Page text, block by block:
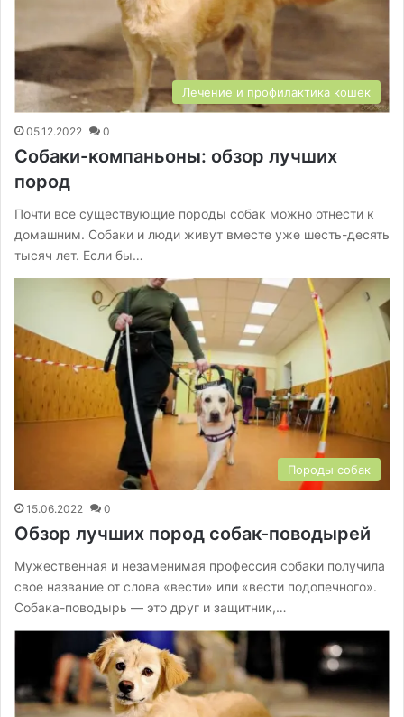
Лечение и профилактика кошек
05.12.2022 0
Собаки-компаньоны: обзор лучших
пород
Почти все существующие породы собак можно отнести к
домашним. Собаки и люди живут вместе уже шесть-десять
тысяч лет. Если бы…
Породы собак
15.06.2022 0
Обзор лучших пород собак-поводырей
Мужественная и незаменимая профессия собаки получила
свое название от слова «вести» или «вести подопечного».
Собака-поводырь — это друг и защитник,…